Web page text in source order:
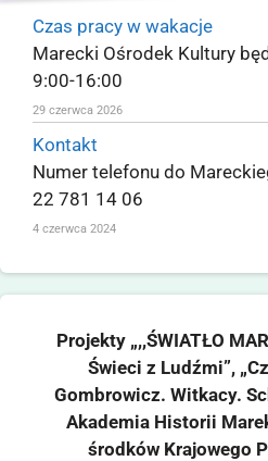
Czas pracy w wakacje
Marecki Ośrodek Kultury
9:00-16:00
29 czerwca 2026
Kontakt
Numer telefonu do
22 781 14 06
4 czerwca 2024
Projekty „,,ŚWIATŁO
Świeci z Ludźmi”,
Gombrowicz. Witkacy.
Akademia Historii
środków Krajowego